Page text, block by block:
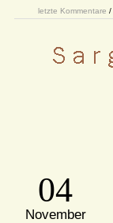
letzte Kommentare /
04
November